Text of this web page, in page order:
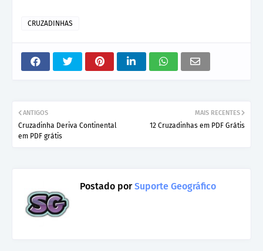
CRUZADINHAS
MAIS RECENTES
12 Cruzadinhas em PDF Grátis
ANTIGOS
Cruzadinha Deriva Continental
em PDF grátis
Postado porSuporte Geográfico